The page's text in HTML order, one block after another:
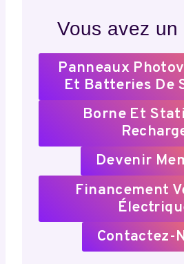
Vous avez un
Panneaux
Et Batteries De
Borne Et
Devenir
Financement
Contactez-